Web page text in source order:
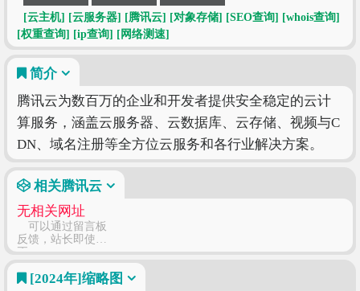
[云主机] [云服务器] [腾讯云] [对象存储] [SEO查询] [whois查询]
[权重查询] [ip查询] [网络测速]
简介
腾讯云为数百万的企业和开发者提供安全稳定的云计
算服务，涵盖云服务器、云数据库、云存储、视频与C
DN、域名注册等全方位云服务和各行业解决方案。
相关腾讯云
无相关网址
可以通过留言板
反馈，站长即使修
正
[2024年]缩略图